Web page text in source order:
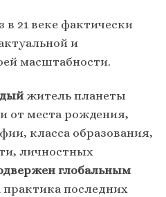
в 21 веке фактически
и
масштабности.
житель планеты
от места рождения,
класса образования,
личностных
глобальным
практика последних